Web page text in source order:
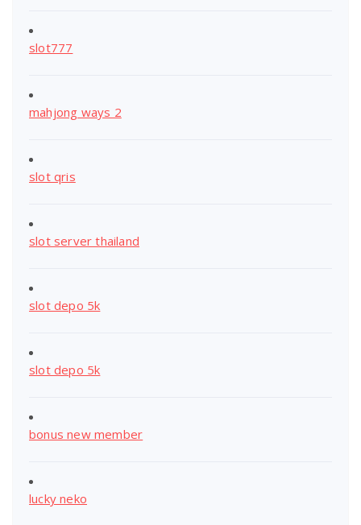
slot777
mahjong ways 2
slot qris
slot server thailand
slot depo 5k
slot depo 5k
bonus new member
lucky neko